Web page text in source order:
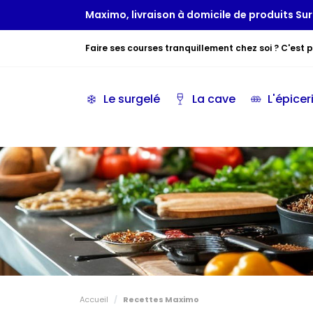
Maximo, livraison à domicile de produits
Faire ses courses tranquillement chez soi ? C'est
Le surgelé La cave
Accueil Recettes Maximo